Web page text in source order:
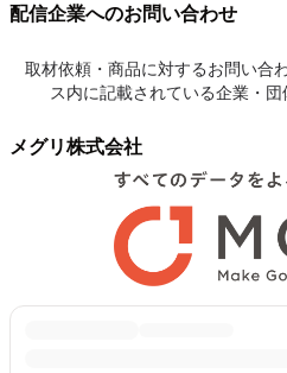
配信企業へのお問い合わせ
取材依頼・商品に対するお問い合
ス内に記載されている企業・団
メグリ株式会社